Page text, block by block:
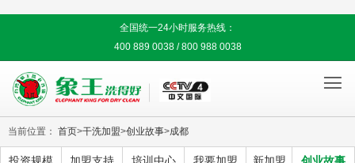
全国统一24小时服务热线：
400 889 0038 / 800 988 0038

当前位置： 首页>干洗加盟>创业故事>成都